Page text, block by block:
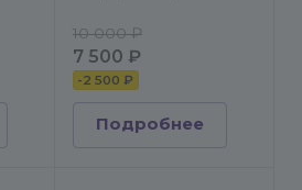
10 000 ₽
7 500 ₽
-2 500 ₽
Подробнее